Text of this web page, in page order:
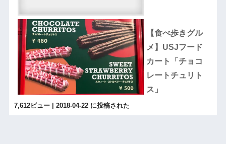
【食べ歩きグル
メ】USJフード
カート「チョコ
レートチュリト
ス」
7,612ビュー| 2018-04-22 に投稿された